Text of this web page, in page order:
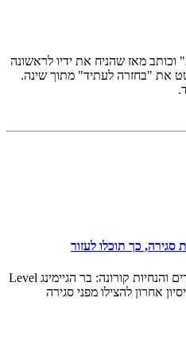
וכותב מאז שהניח את ידיו לראשונה
את "בחזרה לעתיד" מתוך שינה.
עוד קורבן פוטנציאלי של סגרים והנחיות קורונה: בר הגיימינג Level